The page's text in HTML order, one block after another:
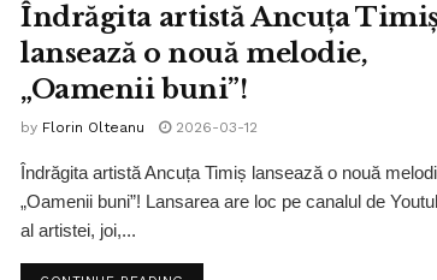
Îndrăgita artistă Ancuța
lansează o nouă melodie,
„Oamenii buni”!
by Florin Olteanu 2026-03-12
Îndrăgita artistă Ancuța Timiș lansează o nouă
„Oamenii buni”! Lansarea are loc pe canalul de
al artistei, joi,...